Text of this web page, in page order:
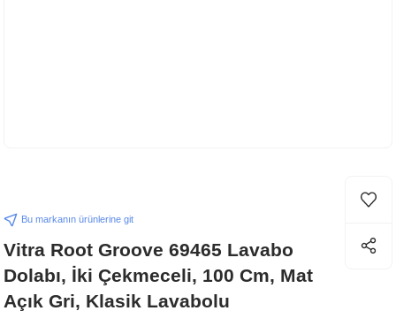
Bu markanın ürünlerine git
Vitra Root Groove 69465 Lavabo
Dolabı, İki Çekmeceli, 100 Cm, Mat
Açık Gri, Klasik Lavabolu